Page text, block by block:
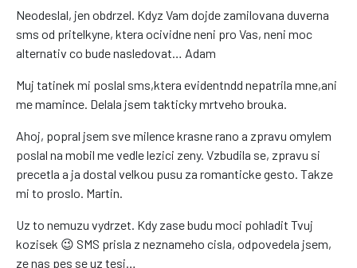
Neodeslal, jen obdrzel. Kdyz Vam dojde zamilovana duverna
sms od pritelkyne, ktera ocividne neni pro Vas, neni moc
alternativ co bude nasledovat… Adam
Muj tatinek mi poslal sms,ktera evidentndd nepatrila mne,ani
me mamince. Delala jsem takticky mrtveho brouka.
Ahoj, popral jsem sve milence krasne rano a zpravu omylem
poslal na mobil me vedle lezici zeny. Vzbudila se, zpravu si
precetla a ja dostal velkou pusu za romanticke gesto. Takze
mi to proslo. Martin.
Uz to nemuzu vydrzet. Kdy zase budu moci pohladit Tvuj
kozisek 😉 SMS prisla z neznameho cisla, odpovedela jsem,
ze nas pes se uz tesi…